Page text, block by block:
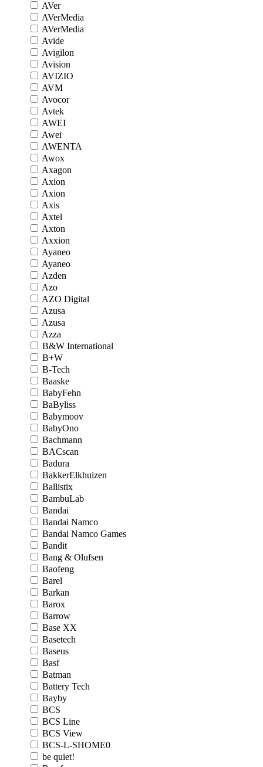
AVer
AVerMedia
AVerMedia
Avide
Avigilon
Avision
AVIZIO
AVM
Avocor
Avtek
AWEI
Awei
AWENTA
Awox
Axagon
Axion
Axion
Axis
Axtel
Axton
Axxion
Ayaneo
Ayaneo
Azden
Azo
AZO Digital
Azusa
Azusa
Azza
B&W International
B+W
B-Tech
Baaske
BabyFehn
BaByliss
Babymoov
BabyOno
Bachmann
BACscan
Badura
BakkerElkhuizen
Ballistix
BambuLab
Bandai
Bandai Namco
Bandai Namco Games
Bandit
Bang & Olufsen
Baofeng
Barel
Barkan
Barox
Barrow
Base XX
Basetech
Baseus
Basf
Batman
Battery Tech
Bayby
BCS
BCS Line
BCS View
BCS-L-SHOME0
be quiet!